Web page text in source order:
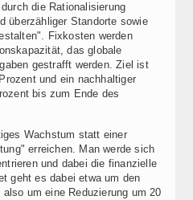
die Rationalisierung
überzähliger Standorte sowie
Fixkosten werden
das globale
gestrafft werden. Ziel ist
und ein nachhaltiger
bis zum Ende des
Wachstum statt einer
erreichen. Man werde sich
und dabei die finanzielle
geht es dabei etwa um den
um eine Reduzierung um 20